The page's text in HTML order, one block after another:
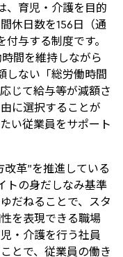
、育児・介護を目的
休日数を156日（通
与する制度です。
間を維持しながら
しない「総労働時間
じて給与等が減額さ
に選択することが
い従業員をサポート
革”を推進している
トの身だしなみ基準
だねることで、スタ
を表現できる職場
・介護を行う社員
とで、従業員の働き